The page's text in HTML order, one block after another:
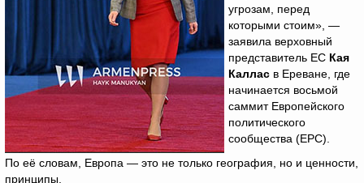
угрозам, перед
которыми стоим», —
заявила верховный
представитель ЕС Кая
Каллас в Ереване, где
начинается восьмой
саммит Европейского
политического
сообщества (EPC).
По её словам, Европа — это не только география, но и ценности,
принципы.